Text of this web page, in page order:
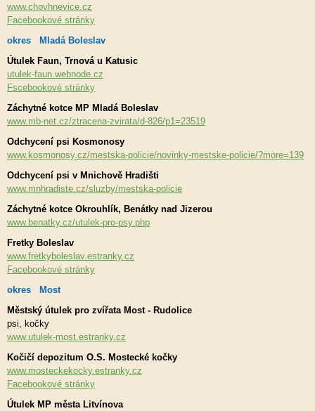
www.chovhnevice.cz
Facebookové stránky
okres Mladá Boleslav
Útulek Faun, Trnová u Katusic
utulek-faun.webnode.cz
Fscebookové stránky
Záchytné kotce MP Mladá Boleslav
www.mb-net.cz/ztracena-zvirata/d-826/p1=23519
Odchycení psi Kosmonosy
www.kosmonosy.cz/mestska-policie/novinky-mestske-policie/?more=139
Odchycení psi v Mnichově Hradišti
www.mnhradiste.cz/sluzby/mestska-policie
Záchytné kotce Okrouhlík, Benátky nad Jizerou
www.benatky.cz/utulek-pro-psy.php
Fretky Boleslav
www.fretkyboleslav.estranky.cz
Facebookové stránky
okres Most
Městský útulek pro zvířata Most - Rudolice
psi, kočky
www.utulek-most.estranky.cz
Kočičí depozitum O.S. Mostecké kočky
www.mosteckekocky.estranky.cz
Facebookové stránky
Útulek MP města Litvínova